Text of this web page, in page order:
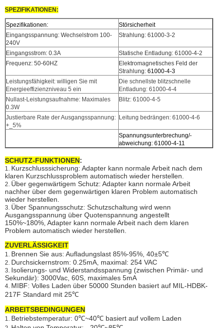
SPEZIFIKATIONEN:
Spezifikationen:
Störsicherheit
Eingangsspannung: Wechselstrom 100-
240V
Strahlung: 61000-3-2
Eingangsstrom: 0.3A
Statische Entladung: 61000-4-2
Frequenz: 50-60HZ
Elektromagnetisches Feld der
Strahlung: 61000-4-3
Leistungsfähigkeit: willigen Sie mit
Energieeffizienzniveau 5 ein
Die schnellste blitzschnelle
Entladung: 61000-4-4
Nullast-Leistungsaufnahme: Maximales
0.3W
Blitz: 61000-4-5
Justierbare Rate der Ausgangsspannung:
+_5%
Leitung bedrängen: 61000-4-6
Spannungsunterbrechung/-
abweichung: 61000-4-11
SCHUTZ-FUNKTIONEN:
1. Kurzschlusssicherung: Adapter kann normale Arbeit nach dem
klaren Kurzschlussproblem automatisch wieder herstellen.
2. Über gegenwärtigem Schutz: Adapter kann normale Arbeit
nachher über dem gegenwärtigen klaren Problem automatisch
wieder herstellen.
3. Über Spannungsschutz: Schutzschaltung wird wenn
Ausgangsspannung über Quotenspannung angestellt
150%~180%, Adapter kann normale Arbeit nach dem klaren
Problem automatisch wieder herstellen.
ZUVERLÄSSIGKEIT
1. Brennen Sie aus: Aufladungslast 85%-95%, 40±5℃
2. Durchsickernstrom: 0.25mA, maximal: 254 VAC
3. Isolierungs- und Widerstandsspannung (zwischen Primär- und
Sekundär): 3000Vac, 60S, maximales 5mA
4. MIBF: Volles Laden über 50000 Stunden basiert auf MIL-HDBK-
217F Standard mit 25℃
ARBEITSBEDINGUNGEN
1. Betriebstemperatur: 0℃~40℃ basiert auf vollem Laden